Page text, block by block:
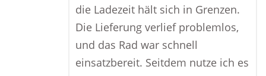
die Ladezeit hält sich in Grenzen.
Die Lieferung verlief problemlos,
und das Rad war schnell
einsatzbereit. Seitdem nutze ich es